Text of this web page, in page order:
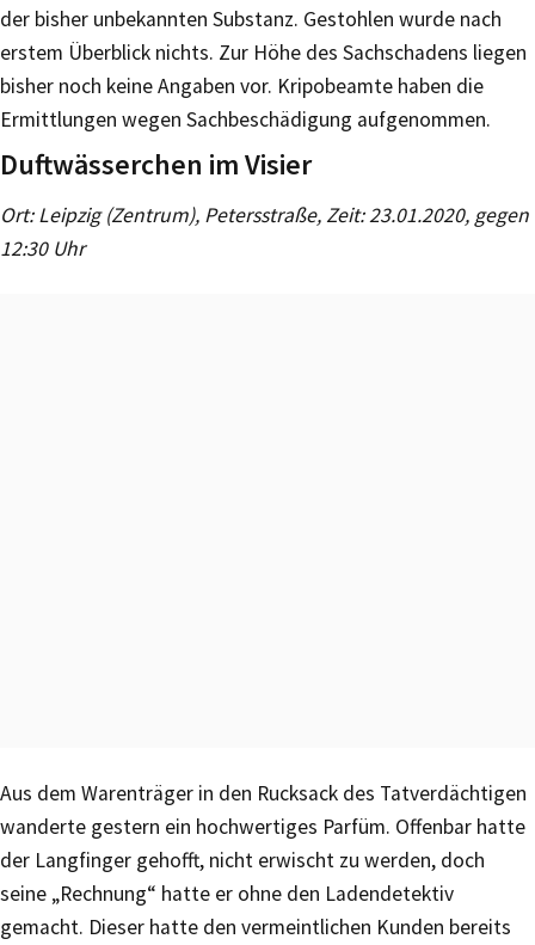
der bisher unbekannten Substanz. Gestohlen wurde nach
erstem Überblick nichts. Zur Höhe des Sachschadens liegen
bisher noch keine Angaben vor. Kripobeamte haben die
Ermittlungen wegen Sachbeschädigung aufgenommen.
Duftwässerchen im Visier
Ort: Leipzig (Zentrum), Petersstraße, Zeit: 23.01.2020, gegen
12:30 Uhr
Aus dem Warenträger in den Rucksack des Tatverdächtigen
wanderte gestern ein hochwertiges Parfüm. Offenbar hatte
der Langfinger gehofft, nicht erwischt zu werden, doch
seine „Rechnung“ hatte er ohne den Ladendetektiv
gemacht. Dieser hatte den vermeintlichen Kunden bereits